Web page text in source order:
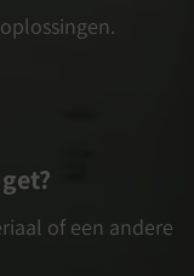
of een andere